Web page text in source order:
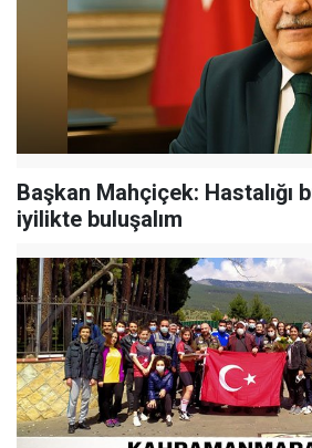
Başkan Mahçiçek: Hastalığı
iyilikte buluşalım